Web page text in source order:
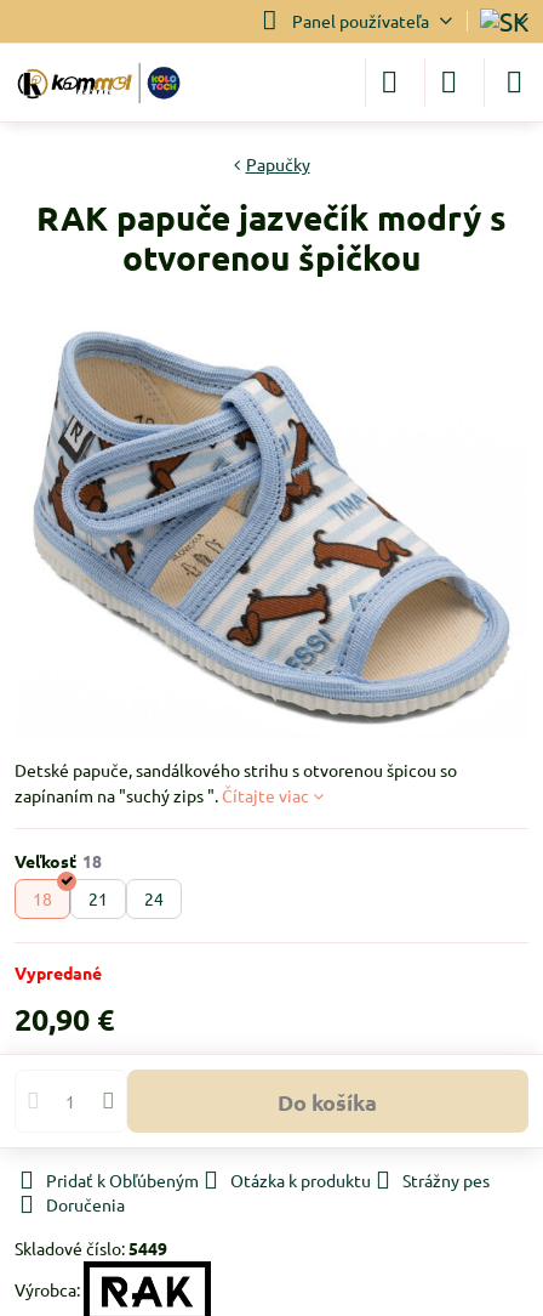
Panel používateľa
Papučky
RAK papuče jazvečík modrý s
otvorenou špičkou
Detské papuče, sandálkového strihu s otvorenou špicou so
zapínaním na "suchý zips ". Čítajte viac
Veľkosť
18
21 24
Vypredané
20,90 €
Do košíka
Pridať k Obľúbeným Otázka k produktu
Strážny pes
Doručenia
Skladové číslo:5449
Výrobca: